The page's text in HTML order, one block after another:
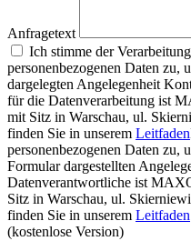
Anfragetext
Ich stimme der
personenbezogenen Daten zu,
dargelegten Angelegenheit
für die Datenverarbeitung ist
mit Sitz in Warschau, ul.
finden Sie in unserem Leitfaden
personenbezogenen Daten zu,
Formular dargestellten
Datenverantwortliche ist
Sitz in Warschau, ul.
finden Sie in unserem Leitfaden
(kostenlose Version)